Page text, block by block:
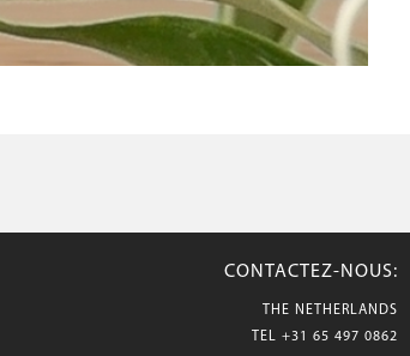
CONTACTEZ-NOUS:
THE NETHERLANDS
TEL +31 65 497 0862